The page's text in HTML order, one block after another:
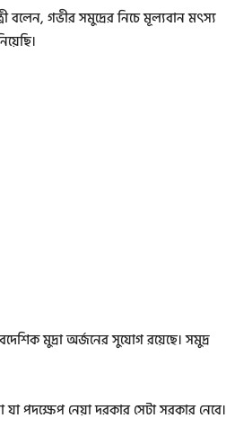
বলেন, গভীর সমুদ্রের নিচে মূল্যবান মৎস্য
মুদ্রা অর্জনের সুযোগ রয়েছে। সমুদ্র
পদক্ষেপ নেয়া দরকার সেটা সরকার নেবে।